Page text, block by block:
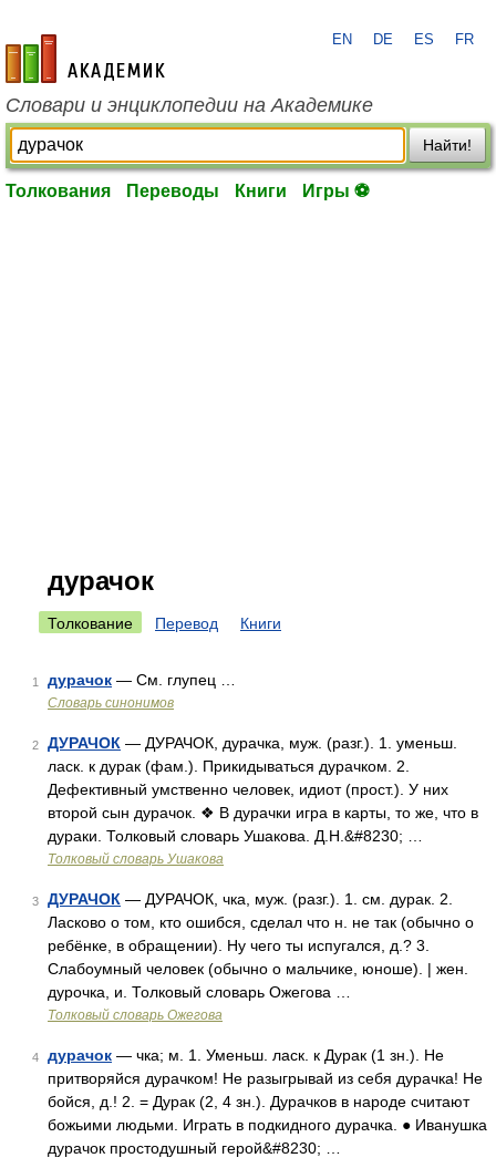
academic.ru
EN DE ES FR
Словари и энциклопедии на Академике
Найти!
Толкования Переводы Книги Игры ⚽
дурачок
Толкование Перевод Книги
1 дурачок — См. глупец …
Словарь синонимов
2 ДУРАЧОК — ДУРАЧОК, дурачка, муж. (разг.). 1. уменьш.
ласк. к дурак (фам.). Прикидываться дурачком. 2.
Дефективный умственно человек, идиот (прост.). У них
второй сын дурачок. ❖ В дурачки игра в карты, то же, что в
дураки. Толковый словарь Ушакова. Д.Н.&#8230; …
Толковый словарь Ушакова
3 ДУРАЧОК — ДУРАЧОК, чка, муж. (разг.). 1. см. дурак. 2.
Ласково о том, кто ошибся, сделал что н. не так (обычно о
ребёнке, в обращении). Ну чего ты испугался, д.? 3.
Слабоумный человек (обычно о мальчике, юноше). | жен.
дурочка, и. Толковый словарь Ожегова …
Толковый словарь Ожегова
4 дурачок — чка; м. 1. Уменьш. ласк. к Дурак (1 зн.). Не
притворяйся дурачком! Не разыгрывай из себя дурачка! Не
бойся, д.! 2. = Дурак (2, 4 зн.). Дурачков в народе считают
божьими людьми. Играть в подкидного дурачка. ● Иванушка
дурачок простодушный герой&#8230; …